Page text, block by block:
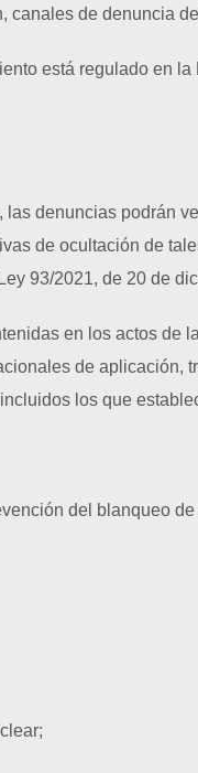
canales de denuncia
está regulado en
denuncias podrán
de ocultación de
93/2021, de 20 de
en los actos
de
los que
del blanqueo